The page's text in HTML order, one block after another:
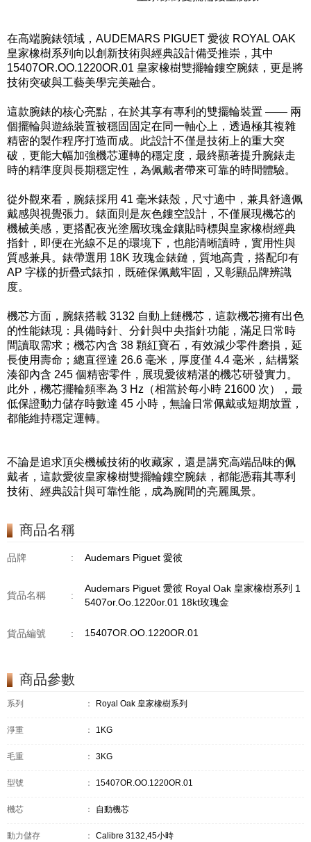
在高端腕錶領域，AUDEMARS PIGUET 愛彼 ROYAL OAK
皇家橡樹系列向以創新技術與經典設計備受推崇，其中
15407OR.OO.1220OR.01 皇家橡樹雙擺輪鏤空腕錶，更是將
技術突破與工藝美學完美融合。
這款腕錶的核心亮點，在於其享有專利的雙擺輪裝置 —— 兩
個擺輪與遊絲裝置被穩固固定在同一軸心上，透過極其複雜
精密的製作程序打造而成。此設計不僅是技術上的重大突
破，更能大幅加強機芯運轉的穩定度，最終顯著提升腕錶走
時的精準度與長期穩定性，為佩戴者帶來可靠的時間體驗。
從外觀來看，腕錶採用 41 毫米錶殼，尺寸適中，兼具舒適佩
戴感與視覺張力。錶面則是灰色鏤空設計，不僅展現機芯的
機械美感，更搭配夜光塗層玫瑰金鑲貼時標與皇家橡樹經典
指針，即便在光線不足的環境下，也能清晰讀時，實用性與
質感兼具。錶帶選用 18K 玫瑰金錶鏈，質地高貴，搭配印有
AP 字樣的折疊式錶扣，既確保佩戴牢固，又彰顯品牌辨識
度。
機芯方面，腕錶搭載 3132 自動上鏈機芯，這款機芯擁有出色
的性能錶現：具備時針、分針與中央指針功能，滿足日常時
間讀取需求；機芯內含 38 顆紅寶石，有效減少零件磨損，延
長使用壽命；總直徑達 26.6 毫米，厚度僅 4.4 毫米，結構緊
湊卻內含 245 個精密零件，展現愛彼精湛的機芯研發實力。
此外，機芯擺輪頻率為 3 Hz（相當於每小時 21600 次），最
低保證動力儲存時數達 45 小時，無論日常佩戴或短期放置，
都能維持穩定運轉。
不論是追求頂尖機械技術的收藏家，還是講究高端品味的佩
戴者，這款愛彼皇家橡樹雙擺輪鏤空腕錶，都能憑藉其專利
技術、經典設計與可靠性能，成為腕間的亮麗風景。
商品名稱
品牌 : Audemars Piguet 愛彼
貨品名稱 :
Audemars Piguet 愛彼 Royal Oak 皇家橡樹系列 1
5407or.Oo.1220or.01 18kt玫瑰金
貨品編號 : 15407OR.OO.1220OR.01
商品參數
系列 ： Royal Oak 皇家橡樹系列
淨重 ： 1KG
毛重 ： 3KG
型號 ： 15407OR.OO.1220OR.01
機芯 ： 自動機芯
動力儲存 ： Calibre 3132,45小時